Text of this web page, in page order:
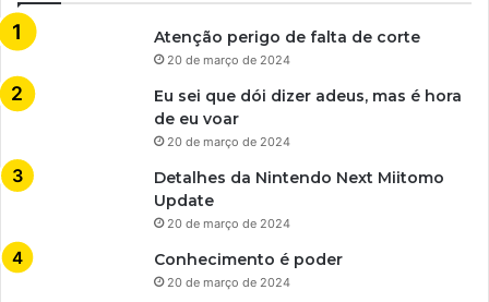
Atenção perigo de falta de corte
20 de março de 2024
Eu sei que dói dizer adeus, mas é hora
de eu voar
20 de março de 2024
Detalhes da Nintendo Next Miitomo
Update
20 de março de 2024
Conhecimento é poder
20 de março de 2024